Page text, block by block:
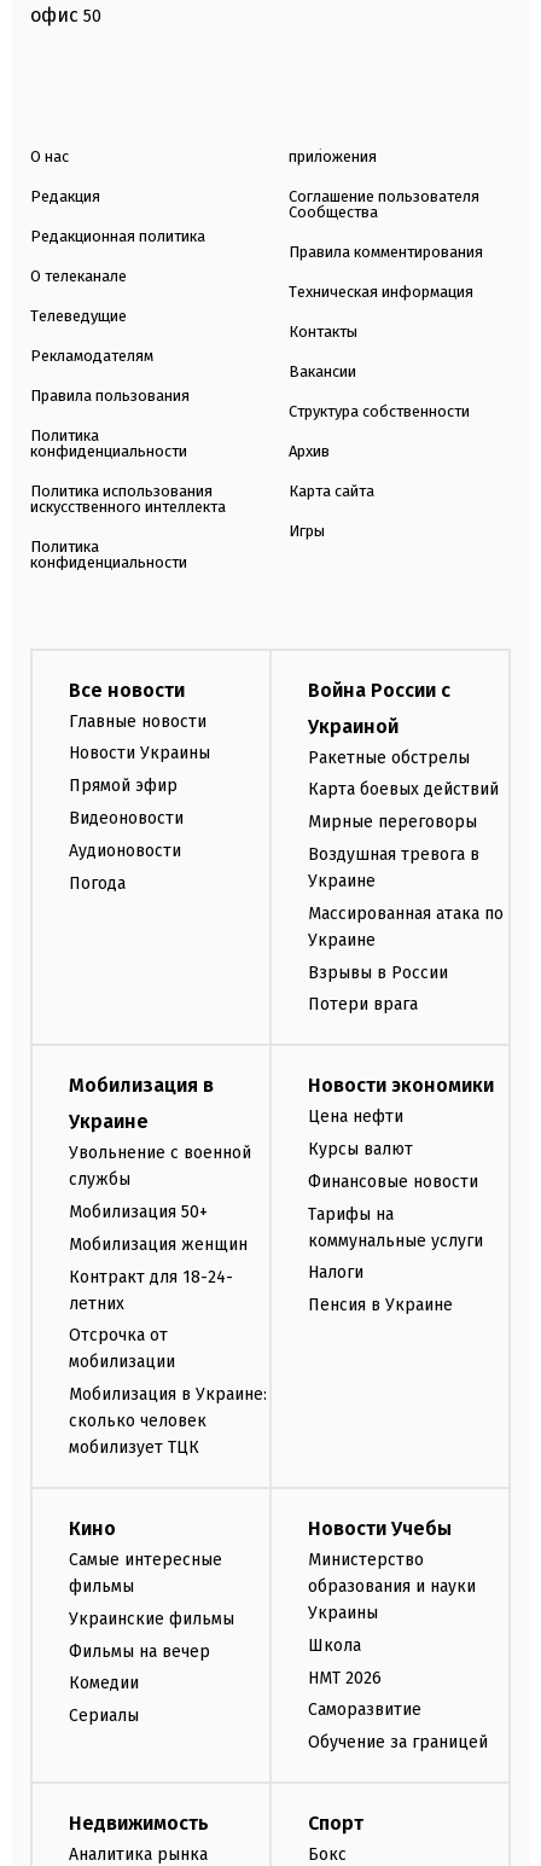
офис 50
О нас
Редакция
Редакционная политика
О телеканале
Телеведущие
Рекламодателям
Правила пользования
Политика
конфиденциальности
Политика использования
искусственного интеллекта
Политика
конфиденциальности
приложения
Соглашение пользователя
Сообщества
Правила комментирования
Техническая информация
Контакты
Вакансии
Структура собственности
Архив
Карта сайта
Игры
Все новости
Главные новости
Новости Украины
Прямой эфир
Видеоновости
Аудионовости
Погода
Война России с
Украиной
Ракетные обстрелы
Карта боевых действий
Мирные переговоры
Воздушная тревога в
Украине
Массированная атака по
Украине
Взрывы в России
Потери врага
Мобилизация в
Украине
Увольнение с военной
службы
Мобилизация 50+
Мобилизация женщин
Контракт для 18-24-
летних
Отсрочка от
мобилизации
Мобилизация в Украине:
сколько человек
мобилизует ТЦК
Новости экономики
Цена нефти
Курсы валют
Финансовые новости
Тарифы на
коммунальные услуги
Налоги
Пенсия в Украине
Кино
Самые интересные
фильмы
Украинские фильмы
Фильмы на вечер
Комедии
Сериалы
Новости Учебы
Министерство
образования и науки
Украины
Школа
НМТ 2026
Саморазвитие
Обучение за границей
Недвижимость
Аналитика рынка
Спорт
Бокс